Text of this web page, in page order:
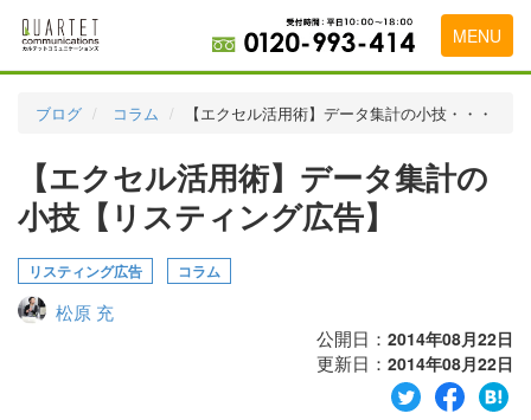
MENU
実績・お客様の声
初めて導入をお考えの方
代理店の乗り換えをお考えの方
ブログ コラム 【エクセル活用術】データ集計の小技・・・
【エクセル活用術】データ集計の
小技【リスティング広告】
リスティング広告 コラム
松原 充
公開日： 2014年08月22日
更新日： 2014年08月22日